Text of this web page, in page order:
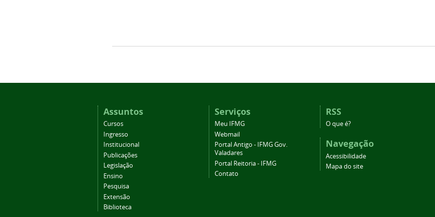
Assuntos
Cursos
Ingresso
Institucional
Publicações
Legislação
Ensino
Pesquisa
Extensão
Biblioteca
Serviços
Meu IFMG
Webmail
Portal Antigo - IFMG Gov.
Valadares
Portal Reitoria - IFMG
Contato
RSS
O que é?
Navegação
Acessibilidade
Mapa do site